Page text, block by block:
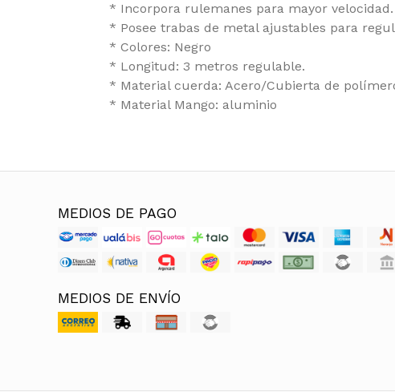
* Incorpora rulemanes para mayor velocidad.
* Posee trabas de metal ajustables para
* Colores: Negro
* Longitud: 3 metros regulable.
* Material cuerda: Acero/Cubierta de
* Material Mango: aluminio
MEDIOS DE PAGO
MEDIOS DE ENVÍO